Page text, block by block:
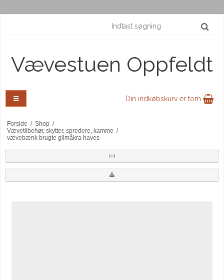
Vævestuen Oppfeldt
Din indkøbskurv er tom
Forside / Shop /
Vævetilbehør, skytter, spredere, kamme /
vævebænk brugte glimåkra haves